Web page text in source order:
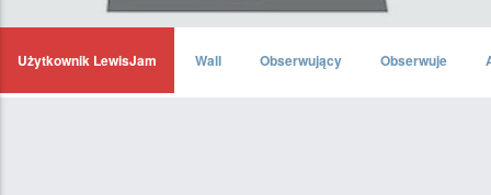
Użytkownik LewisJam Wall Obserwujący Obserwuje